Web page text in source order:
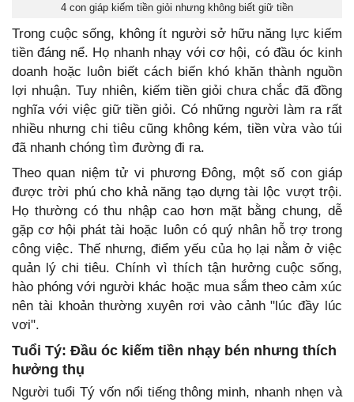
4 con giáp kiếm tiền giỏi nhưng không biết giữ tiền
Trong cuộc sống, không ít người sở hữu năng lực kiếm
tiền đáng nể. Họ nhanh nhạy với cơ hội, có đầu óc kinh
doanh hoặc luôn biết cách biến khó khăn thành nguồn
lợi nhuận. Tuy nhiên, kiếm tiền giỏi chưa chắc đã đồng
nghĩa với việc giữ tiền giỏi. Có những người làm ra rất
nhiều nhưng chi tiêu cũng không kém, tiền vừa vào túi
đã nhanh chóng tìm đường đi ra.
Theo quan niệm tử vi phương Đông, một số con giáp
được trời phú cho khả năng tạo dựng tài lộc vượt trội.
Họ thường có thu nhập cao hơn mặt bằng chung, dễ
gặp cơ hội phát tài hoặc luôn có quý nhân hỗ trợ trong
công việc. Thế nhưng, điểm yếu của họ lại nằm ở việc
quản lý chi tiêu. Chính vì thích tận hưởng cuộc sống,
hào phóng với người khác hoặc mua sắm theo cảm xúc
nên tài khoản thường xuyên rơi vào cảnh "lúc đầy lúc
vơi".
Tuổi Tý: Đầu óc kiếm tiền nhạy bén nhưng thích
hưởng thụ
Người tuổi Tý vốn nổi tiếng thông minh, nhanh nhẹn và